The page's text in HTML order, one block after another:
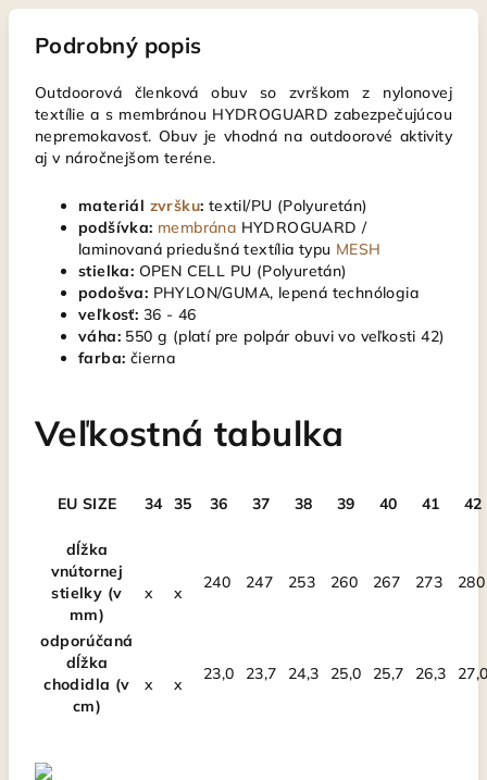
Podrobný popis
Outdoorová členková obuv so zvrškom z nylonovej
textílie a s membránou HYDROGUARD zabezpečujúcou
nepremokavosť. Obuv je vhodná na outdoorové aktivity
aj v náročnejšom teréne.
materiál zvršku: textil/PU (Polyuretán)
podšívka: membrána HYDROGUARD /
laminovaná priedušná textília typu MESH
stielka: OPEN CELL PU (Polyuretán)
podošva: PHYLON/GUMA, lepená technólogia
veľkosť: 36 - 46
váha: 550 g (platí pre polpár obuvi vo veľkosti 42)
farba: čierna
Veľkostná tabulka
EU SIZE 34 35 36 37 38 39 40 41 42
dĺžka
vnútornej
stielky (v
mm)
x x
240 247 253 260 267 273 280
odporúčaná
dĺžka
chodidla (v
cm)
x x
23,0 23,7 24,3 25,0 25,7 26,3